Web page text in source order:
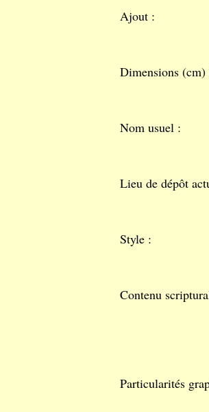
Ajout :
Dimensions
Nom usuel :
Lieu de dépôt
Style :
Contenu
Particularités